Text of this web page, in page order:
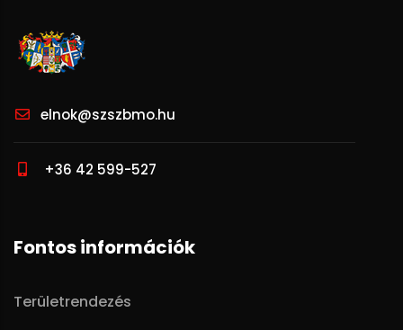
elnok@szszbmo.hu
+36 42 599-527
Fontos információk
Területrendezés